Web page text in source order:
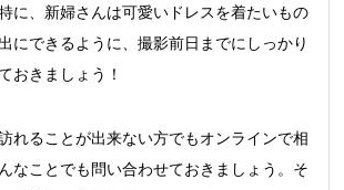
に、新婦さんは可愛いドレスを着たいもの
にできるように、撮影前日までにしっかり
おきましょう！
れることが出来ない方でもオンラインで相
なことでも問い合わせておきましょう。そ